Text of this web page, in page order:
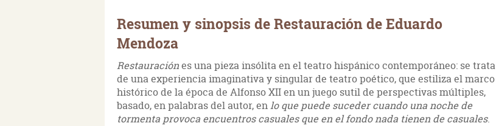
Resumen y sinopsis de Restauración de Eduardo
Mendoza
Restauraciónes una pieza insólita en el teatro hispánico contemporáneo: se trata
de una experiencia imaginativa y singular de teatro poético, que estiliza el marco
histórico de la época de Alfonso XII en un juego sutil de perspectivas múltiples,
basado, en palabras del autor, enlo que puede suceder cuando una noche de
tormenta provoca encuentros casuales que en el fondo nada tienen de casuales.